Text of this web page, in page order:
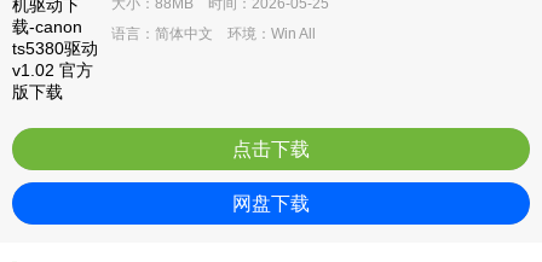
大小：88MB 时间：2026-05-25
语言：简体中文 环境：Win All
点击下载
网盘下载